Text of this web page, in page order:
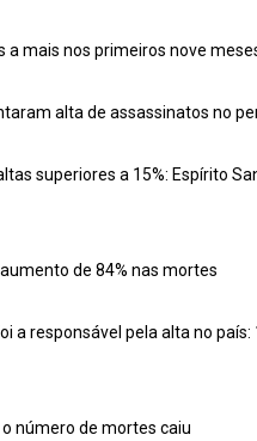
a mais nos primeiros nove
alta de assassinatos no
superiores a 15%: Espírito
de 84% nas mortes
a responsável pela alta no país:
número de mortes caiu